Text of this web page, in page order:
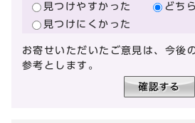
見つけやすかった
どち
見つけにくかった
お寄せいただいたご意見は、今後
参考とします。